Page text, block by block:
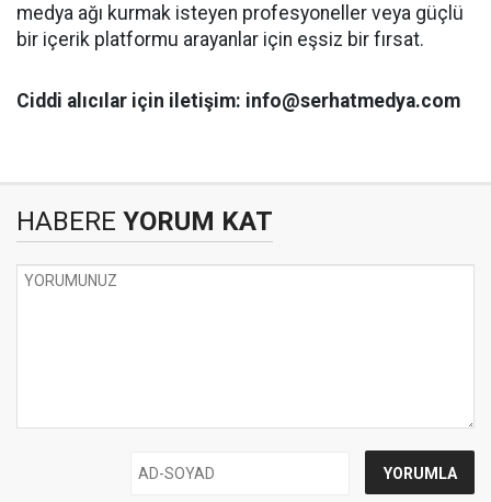
medya ağı kurmak isteyen profesyoneller veya güçlü
bir içerik platformu arayanlar için eşsiz bir fırsat.
Ciddi alıcılar için iletişim: info@serhatmedya.com
HABERE YORUM KAT